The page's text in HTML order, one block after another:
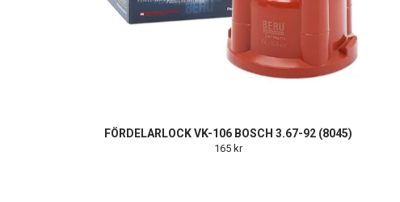
FÖRDELARLOCK VK-106 BOSCH 3.67-92 (8045)
165 kr